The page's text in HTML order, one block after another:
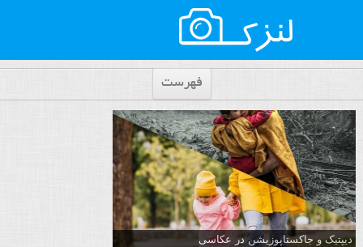
فهرست
دیپتیک و جاکستا‌پوزیشن در عکاسی